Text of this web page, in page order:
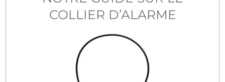
COLLIER D’ALARME